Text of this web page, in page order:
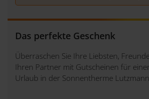
Das perfekte Geschenk
Überraschen Sie Ihre Liebsten,
Ihren Partner mit Gutscheinen für
Urlaub in der Sonnentherme